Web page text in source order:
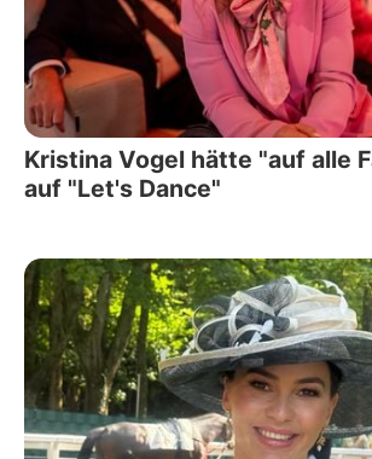
Kristina Vogel hätte "auf alle
auf "Let's Dance"